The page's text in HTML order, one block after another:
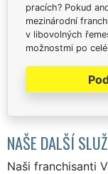
pracích? Pokud
mezinárodní
v libovolných
možnostmi po
NAŠE DALŠÍ
Naši franchisanti